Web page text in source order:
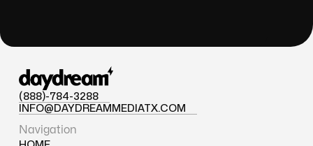
(888)-784-3288
(888)-784-3288
INFO@DAYDREAMMEDIATX.COM
Navigation